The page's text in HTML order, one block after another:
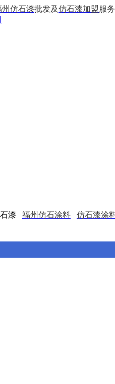
州仿石漆批发及仿石漆加盟 服
漆 福州仿石涂料 仿石漆涂